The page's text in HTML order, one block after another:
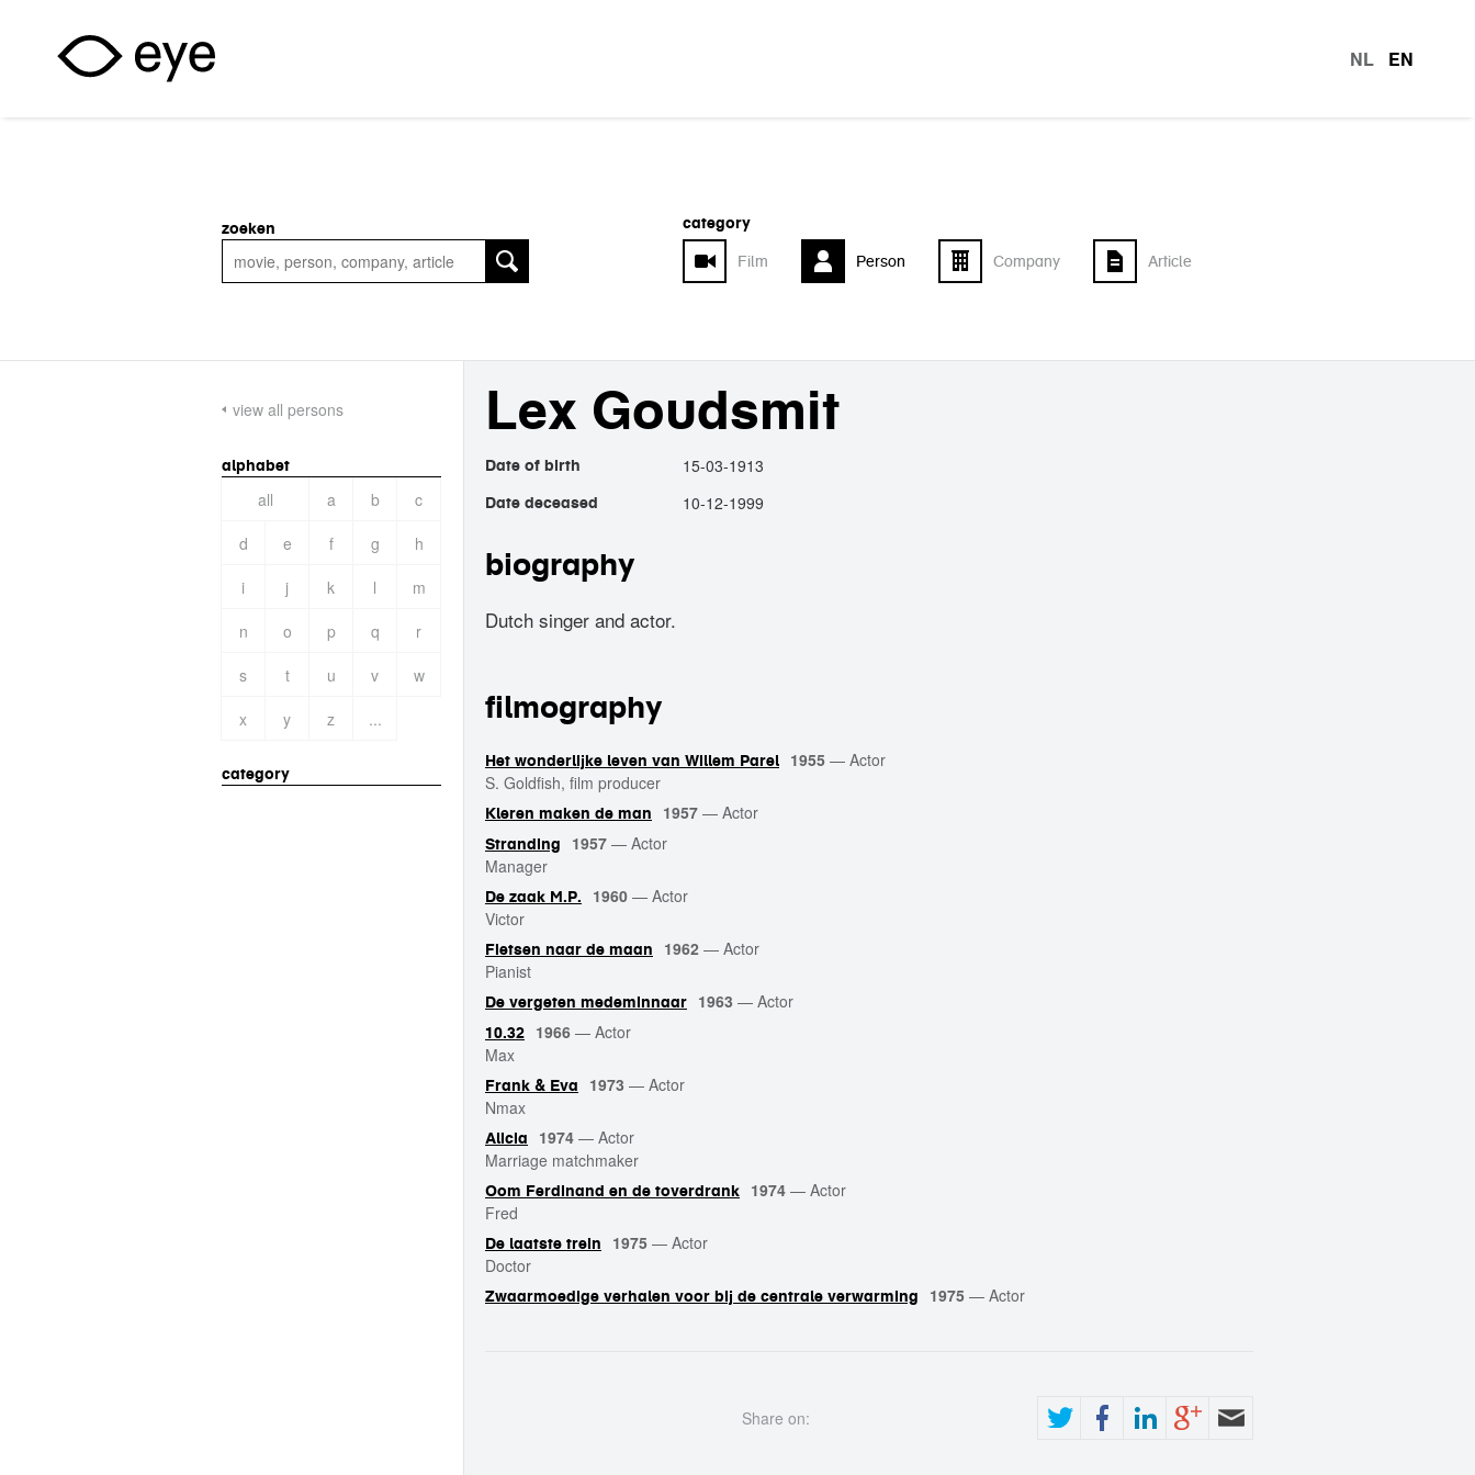
NL EN
category
Film
Person Company Article
zoeken
view all persons
alphabet
all a b
c
d
e f g
h
i
j k l
m
n
o p q
r
s
t u v
w
x
y z ...
category
Lex Goudsmit
Date of birth 15-03-1913
Date deceased 10-12-1999
biography
Dutch singer and actor.
filmography
Het wonderlijke leven van Willem Parel 1955 — Actor
S. Goldfish, film producer
Kleren maken de man 1957 — Actor
Stranding 1957 — Actor
Manager
De zaak M.P. 1960 — Actor
Victor
Fietsen naar de maan 1962 — Actor
Pianist
De vergeten medeminnaar 1963 — Actor
10.32 1966 — Actor
Max
Frank & Eva 1973 — Actor
Nmax
Alicia 1974 — Actor
Marriage matchmaker
Oom Ferdinand en de toverdrank 1974 — Actor
Fred
De laatste trein 1975 — Actor
Doctor
Zwaarmoedige verhalen voor bij de centrale verwarming 1975 — Actor
Share on: